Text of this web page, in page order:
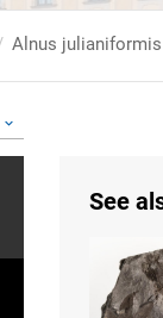
Alnus
See